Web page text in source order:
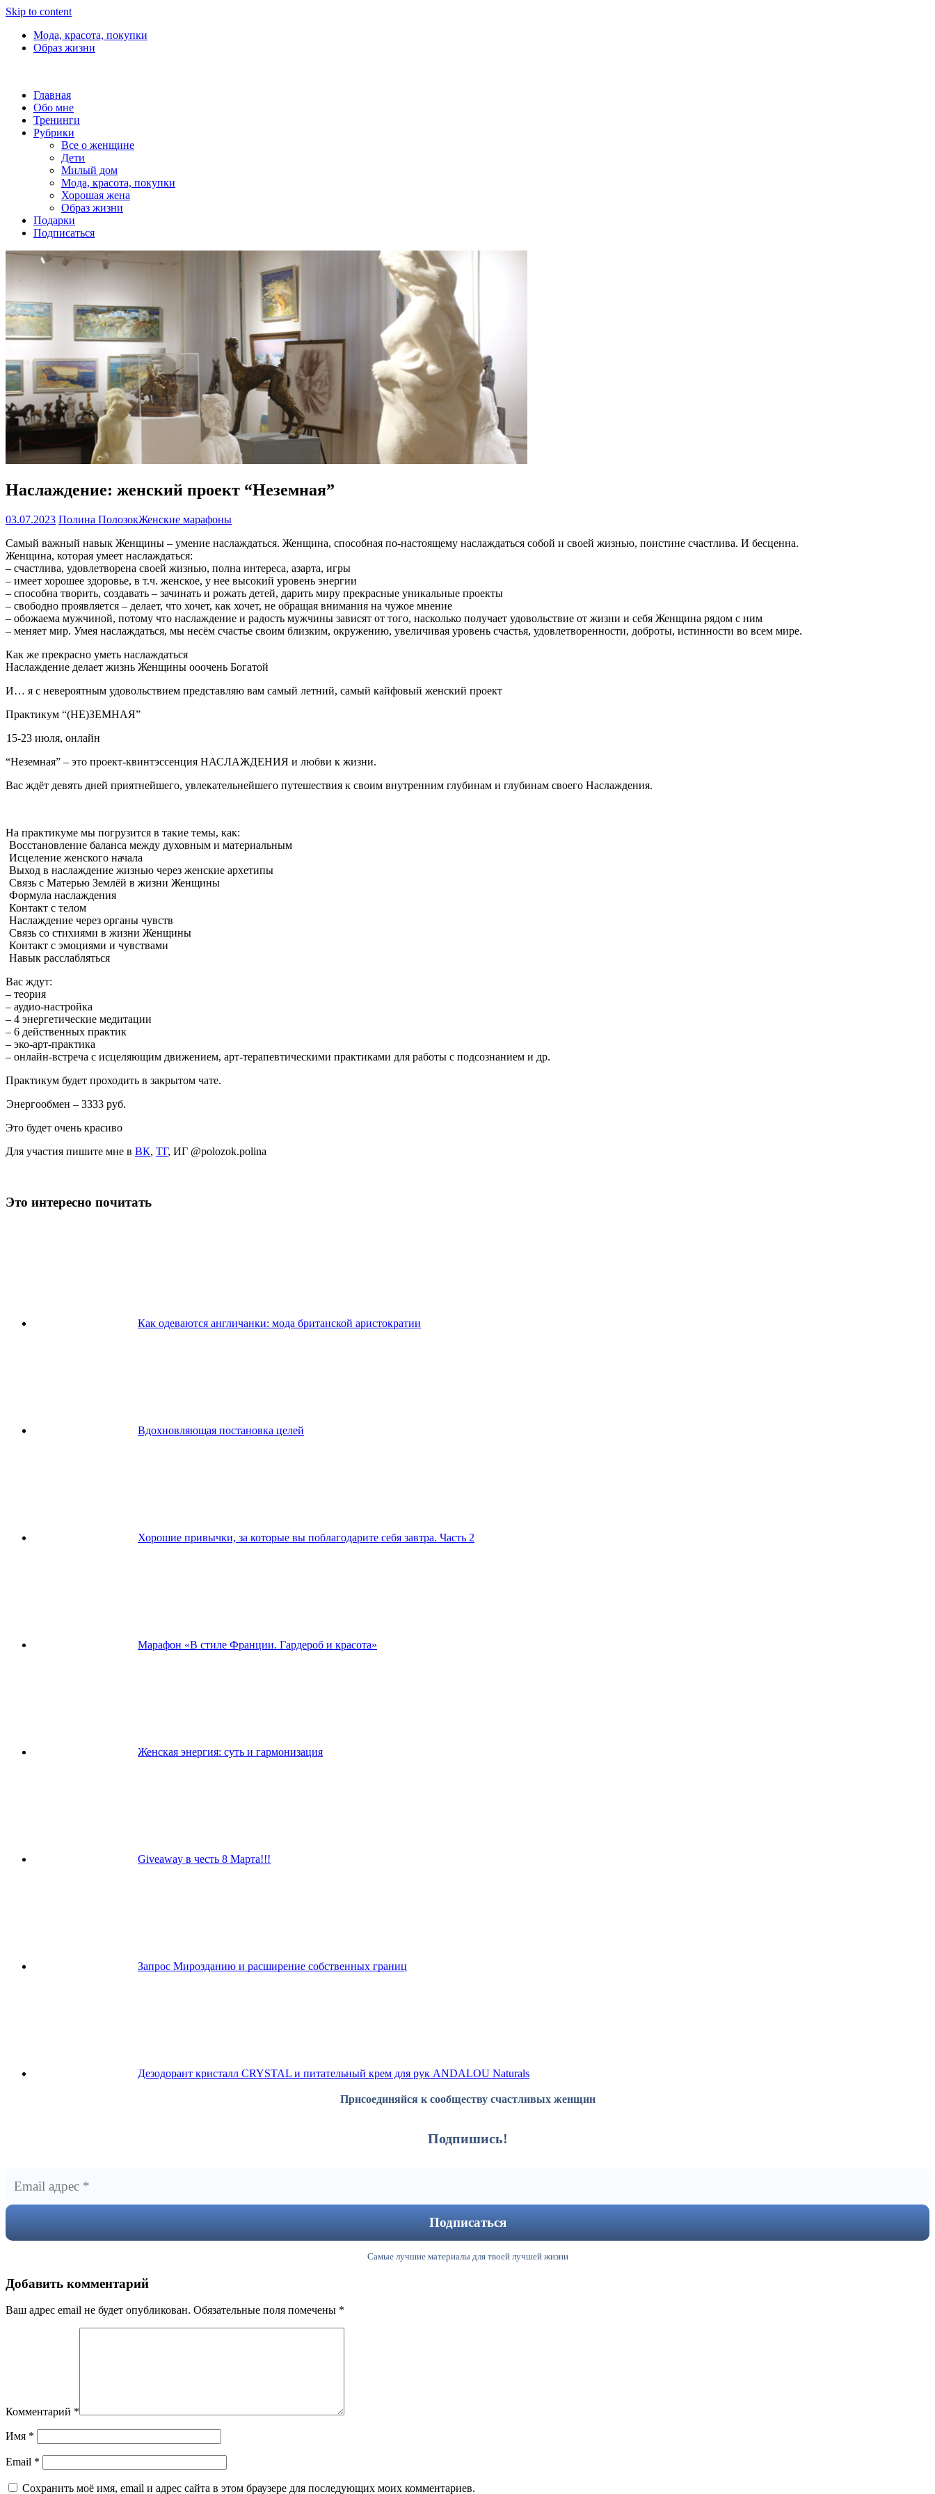
Skip to content
Мода, красота, покупки
Образ жизни
Главная
Обо мне
Тренинги
Рубрики
Все о женщине
Дети
Милый дом
Мода, красота, покупки
Хорошая жена
Образ жизни
Подарки
Подписаться
Наслаждение: женский проект “Неземная”
03.07.2023 Полина ПолозокЖенские марафоны
Самый важный навык Женщины – умение наслаждаться. Женщина, способная по-настоящему наслаждаться собой и своей жизнью, поистине счастлива. И бесценна.
Женщина, которая умеет наслаждаться:
– счастлива, удовлетворена своей жизнью, полна интереса, азарта, игры
– имеет хорошее здоровье, в т.ч. женское, у нее высокий уровень энергии
– способна творить, создавать – зачинать и рожать детей, дарить миру прекрасные уникальные проекты
– свободно проявляется – делает, что хочет, как хочет, не обращая внимания на чужое мнение
– обожаема мужчиной, потому что наслаждение и радость мужчины зависят от того, насколько получает удовольствие от жизни и себя Женщина рядом с ним
– меняет мир. Умея наслаждаться, мы несём счастье своим близким, окружению, увеличивая уровень счастья, удовлетворенности, доброты, истинности во всем мире.
Как же прекрасно уметь наслаждаться
Наслаждение делает жизнь Женщины ооочень Богатой
И… я с невероятным удовольствием представляю вам самый летний, самый кайфовый женский проект
Практикум “(НЕ)ЗЕМНАЯ”
15-23 июля, онлайн
“Неземная” – это проект-квинтэссенция НАСЛАЖДЕНИЯ и любви к жизни.
Вас ждёт девять дней приятнейшего, увлекательнейшего путешествия к своим внутренним глубинам и глубинам своего Наслаждения.
На практикуме мы погрузится в такие темы, как:
Восстановление баланса между духовным и материальным
Исцеление женского начала
Выход в наслаждение жизнью через женские архетипы
Связь с Матерью Землёй в жизни Женщины
Формула наслаждения
Контакт с телом
Наслаждение через органы чувств
Связь со стихиями в жизни Женщины
Контакт с эмоциями и чувствами
Навык расслабляться
Вас ждут:
– теория
– аудио-настройка
– 4 энергетические медитации
– 6 действенных практик
– эко-арт-практика
– онлайн-встреча с исцеляющим движением, арт-терапевтическими практиками для работы с подсознанием и др.
Практикум будет проходить в закрытом чате.
Энергообмен – 3333 руб.
Это будет очень красиво
Для участия пишите мне в ВК, ТГ, ИГ @polozok.polina
Это интересно почитать
Как одеваются англичанки: мода британской аристократии
Вдохновляющая постановка целей
Хорошие привычки, за которые вы поблагодарите себя завтра. Часть 2
Марафон «В стиле Франции. Гардероб и красота»
Женская энергия: суть и гармонизация
Giveaway в честь 8 Марта!!!
Запрос Мирозданию и расширение собственных границ
Дезодорант кристалл CRYSTAL и питательный крем для рук ANDALOU Naturals
Присоединяйся к сообществу счастливых женщин
Подпишись!
Самые лучшие материалы для твоей лучшей жизни
Добавить комментарий
Ваш адрес email не будет опубликован. Обязательные поля помечены *
Комментарий *
Имя *
Email *
Сохранить моё имя, email и адрес сайта в этом браузере для последующих моих комментариев.